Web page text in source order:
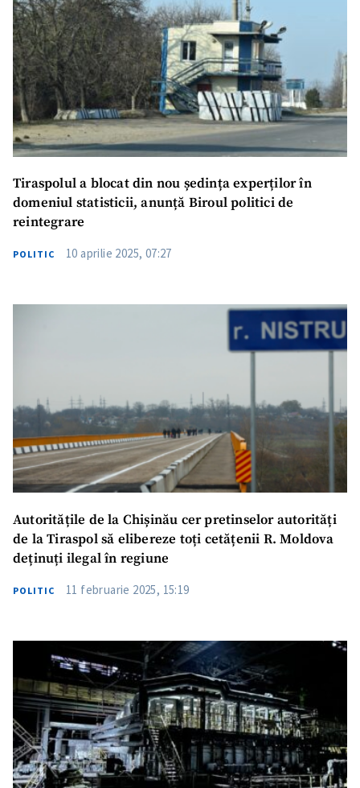
in English
на русском
Tiraspolul a blocat din nou ședința experților în
domeniul statisticii, anunță Biroul politici de
reintegrare
POLITIC 10 aprilie 2025, 07:27
Autoritățile de la Chișinău cer pretinselor autorități
de la Tiraspol să elibereze toți cetățenii R. Moldova
deținuți ilegal în regiune
POLITIC 11 februarie 2025, 15:19